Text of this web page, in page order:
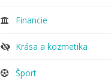
Financie
Krása a kozmetika
Šport